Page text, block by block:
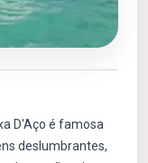
D'Aço é famosa
deslumbrantes,